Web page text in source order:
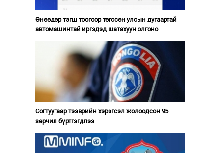
Өнөөдөр тэгш тоогоор төгссөн улсын дугаартай
автомашинтай иргэдэд шатахуун олгоно
Согтуугаар тээврийн хэрэгсэл жолоодсон 95
зөрчил бүртгэгдлээ